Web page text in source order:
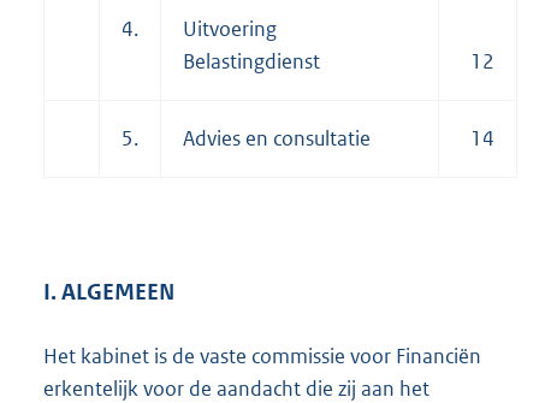
4.
Uitvoering
Belastingdienst
12
5. Advies en consultatie 14
I. ALGEMEEN
Het kabinet is de vaste commissie voor Financiën
erkentelijk voor de aandacht die zij aan het